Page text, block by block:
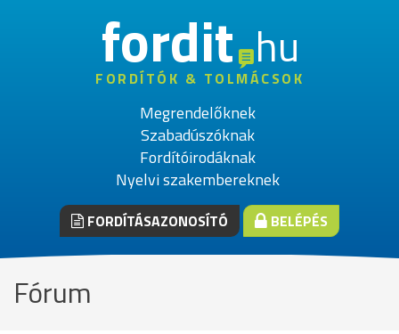
fordithu
FORDÍTÓK & TOLMÁCSOK
Megrendelőknek
Szabadúszóknak
Fordítóirodáknak
Nyelvi szakembereknek
FORDÍTÁSAZONOSÍTÓ BELÉPÉS
Fórum